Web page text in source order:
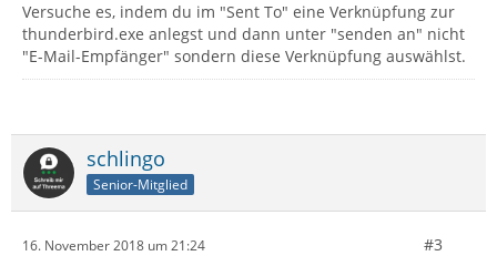
Versuche es, indem du im "Sent To" eine Verknüpfung zur
thunderbird.exe anlegst und dann unter "senden an" nicht
"E-Mail-Empfänger" sondern diese Verknüpfung auswählst.
schlingo
Senior-Mitglied
16. November 2018 um 21:24 #3